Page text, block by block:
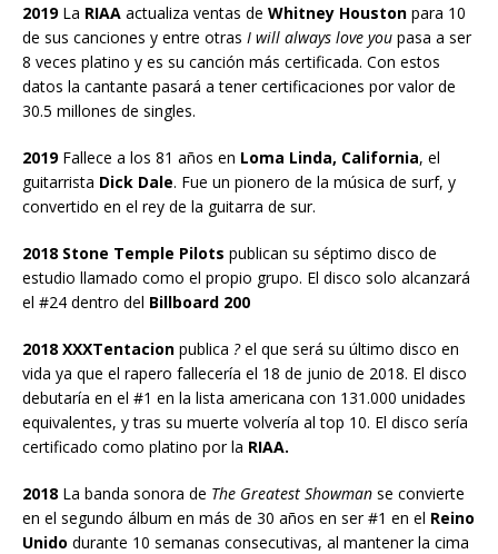
2019La RIAA actualiza ventas de Whitney Houston para 10
de sus canciones y entre otras I will always love you pasa a ser
8 veces platino y es su canción más certificada. Con estos
datos la cantante pasará a tener certificaciones por valor de
30.5 millones de singles.
2019Fallece a los 81 años en Loma Linda, California, el
guitarrista Dick Dale. Fue un pionero de la música de surf, y
convertido en el rey de la guitarra de sur.
2018 Stone Temple Pilots publican su séptimo disco de
estudio llamado como el propio grupo. El disco solo alcanzará
el #24 dentro del Billboard 200
2018 XXXTentacion publica ?el que será su último disco en
vida ya que el rapero fallecería el 18 de junio de 2018. El disco
debutaría en el #1 en la lista americana con 131.000 unidades
equivalentes, y tras su muerte volvería al top 10. El disco sería
certificado como platino por la RIAA.
2018 La banda sonora de The Greatest Showman se convierte
en el segundo álbum en más de 30 años en ser #1 en el Reino
Unido durante 10 semanas consecutivas, al mantener la cima